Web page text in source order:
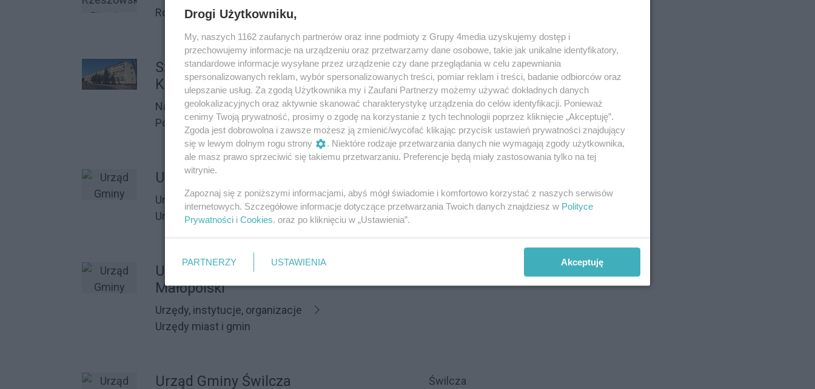
Rozrywka Kina
Szkoła Podstawowa nr 31 im.
K. Pułaskiego w Rzeszowie
Nauka i szkolnictwo
Szkoły
Podstawowe
Rzeszów
Urząd Gminy Lubenia
Urzędy, instytucje, organizacje
Urzędy miast i gmin
Urząd Gminy Sokołów
Małopolski
Urzędy, instytucje, organizacje
Urzędy miast i gmin
Urząd Gminy Świlcza Świlcza
Drogi Użytkowniku,
My, naszych 1162 zaufanych partnerów oraz inne podmioty z Grupy 4media uzyskujemy dostęp i
przechowujemy informacje na urządzeniu oraz przetwarzamy dane osobowe, takie jak unikalne identyfikatory,
standardowe informacje wysyłane przez urządzenie czy dane przeglądania w celu zapewniania
spersonalizowanych reklam, wybór spersonalizowanych treści, pomiar reklam i treści, badanie odbiorców oraz
ulepszanie usług. Za zgodą Użytkownika my i Zaufani Partnerzy możemy używać dokładnych danych
geolokalizacyjnych oraz aktywnie skanować charakterystykę urządzenia do celów identyfikacji. Ponieważ
cenimy Twoją prywatność, prosimy o zgodę na korzystanie z tych technologii poprzez kliknięcie „Akceptuję”.
Zgoda jest dobrowolna i zawsze możesz ją zmienić/wycofać klikając przycisk ustawień prywatności znajdujący
się w lewym dolnym rogu strony
. Niektóre rodzaje przetwarzania danych nie wymagają zgody użytkownika,
ale masz prawo sprzeciwić się takiemu przetwarzaniu. Preferencje będą miały zastosowania tylko na tej
witrynie.
Zapoznaj się z poniższymi informacjami, abyś mógł świadomie i komfortowo korzystać z naszych serwisów
internetowych. Szczegółowe informacje dotyczące przetwarzania Twoich danych znajdziesz w Polityce
Prywatności i Cookies . oraz po kliknięciu w „Ustawienia”.
PARTNERZY USTAWIENIA Akceptuję